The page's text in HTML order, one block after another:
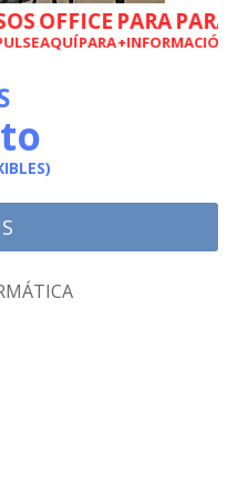
OFFICE PARA
AQUÍ PARA +INFORMACIÓN